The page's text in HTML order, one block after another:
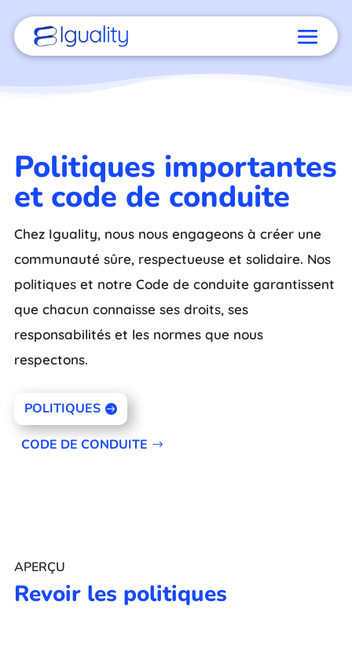
Politiques importantes
et code de conduite
Chez Iguality, nous nous engageons à créer une
communauté sûre, respectueuse et solidaire. Nos
politiques et notre Code de conduite garantissent
que chacun connaisse ses droits, ses
responsabilités et les normes que nous
respectons.
POLITIQUES
CODE DE CONDUITE
APERÇU
Revoir les politiques